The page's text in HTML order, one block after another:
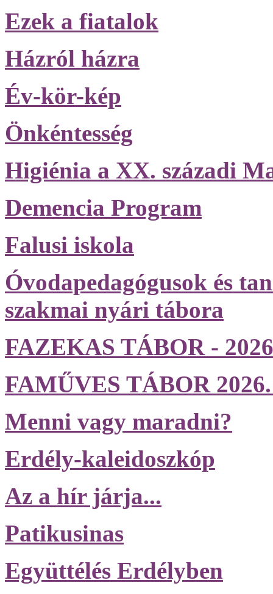
Ezek a fiatalok
Házról házra
Év-kör-kép
Önkéntesség
Higiénia a XX. századi
Demencia Program
Falusi iskola
Óvodapedagógusok és
szakmai nyári tábora
FAZEKAS TÁBOR -
FAMŰVES TÁBOR
Menni vagy maradni?
Erdély-kaleidoszkóp
Az a hír járja...
Patikusinas
Együttélés Erdélyben